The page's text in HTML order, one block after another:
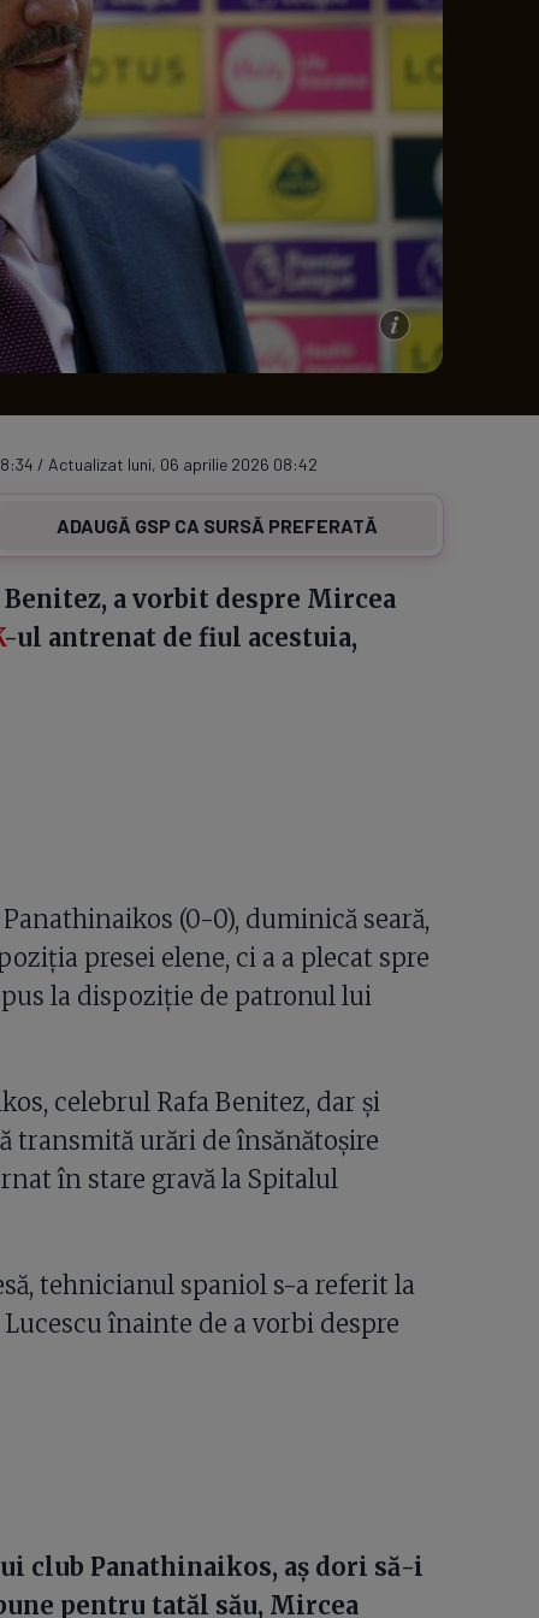
Meciuri Clasament
/ Actualizat luni, 06 aprilie 2026 08:42
ADAUGĂ GSP CA SURSĂ PREFERATĂ
Benitez, a vorbit despre Mircea
-ul antrenat de fiul acestuia,
(0-0), duminică seară,
presei elene, ci a a plecat spre
la dispoziție de patronul lui
celebrul Rafa Benitez, dar și
transmită urări de însănătoșire
în stare gravă la Spitalul
tehnicianul spaniol s-a referit la
înainte de a vorbi despre
club Panathinaikos, aș dori să-i
pentru tatăl său, Mircea